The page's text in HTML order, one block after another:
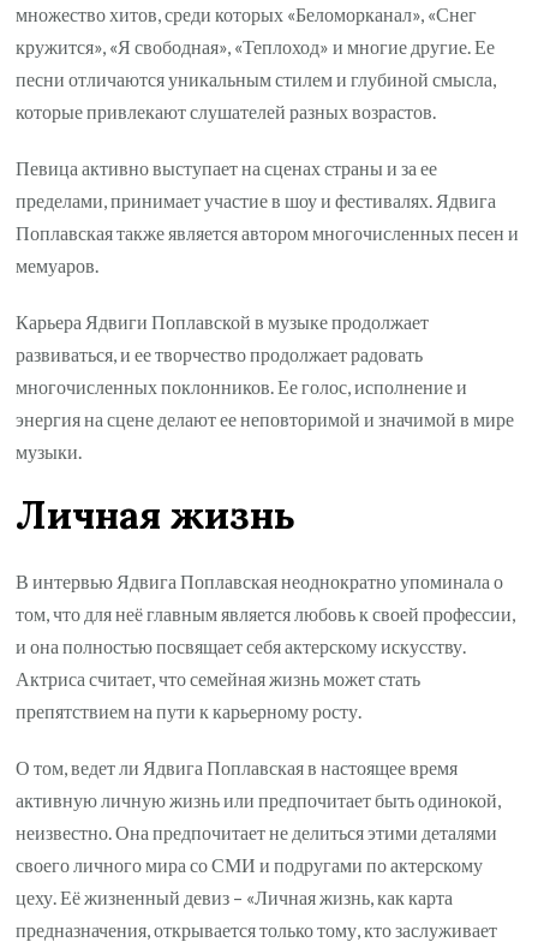
множество хитов, среди которых «Беломорканал», «Снег
кружится», «Я свободная», «Теплоход» и многие другие. Ее
песни отличаются уникальным стилем и глубиной смысла,
которые привлекают слушателей разных возрастов.
Певица активно выступает на сценах страны и за ее
пределами, принимает участие в шоу и фестивалях. Ядвига
Поплавская также является автором многочисленных песен и
мемуаров.
Карьера Ядвиги Поплавской в музыке продолжает
развиваться, и ее творчество продолжает радовать
многочисленных поклонников. Ее голос, исполнение и
энергия на сцене делают ее неповторимой и значимой в мире
музыки.
Личная жизнь
В интервью Ядвига Поплавская неоднократно упоминала о
том, что для неё главным является любовь к своей профессии,
и она полностью посвящает себя актерскому искусству.
Актриса считает, что семейная жизнь может стать
препятствием на пути к карьерному росту.
О том, ведет ли Ядвига Поплавская в настоящее время
активную личную жизнь или предпочитает быть одинокой,
неизвестно. Она предпочитает не делиться этими деталями
своего личного мира со СМИ и подругами по актерскому
цеху. Её жизненный девиз – «Личная жизнь, как карта
предназначения, открывается только тому, кто заслуживает